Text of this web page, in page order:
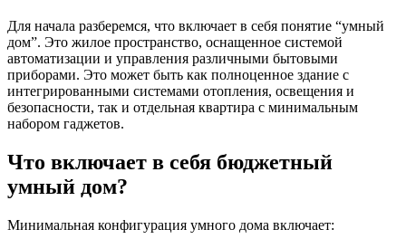
Для начала разберемся, что включает в себя понятие “умный
дом”. Это жилое пространство, оснащенное системой
автоматизации и управления различными бытовыми
приборами. Это может быть как полноценное здание с
интегрированными системами отопления, освещения и
безопасности, так и отдельная квартира с минимальным
набором гаджетов.
Что включает в себя бюджетный
умный дом?
Минимальная конфигурация умного дома включает: